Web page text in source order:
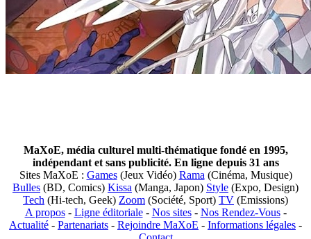
MaXoE, média culturel multi-thématique fondé en 1995,
indépendant et sans publicité. En ligne depuis 31 ans
Sites MaXoE : Games(Jeux Vidéo) Rama (Cinéma, Musique)
Bulles (BD, Comics) Kissa (Manga, Japon) Style (Expo, Design)
Tech (Hi-tech, Geek) Zoom (Société, Sport) TV (Emissions)
A propos- Ligne éditoriale- Nos sites- Nos Rendez-Vous-
Actualité - Partenariats - Rejoindre MaXoE - Informations légales -